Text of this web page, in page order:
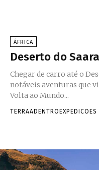
ÁFRICA
Deserto do
Chegar de carro até o
notáveis aventuras que
Volta ao Mundo...
TERRAADENTROEXPEDICOES